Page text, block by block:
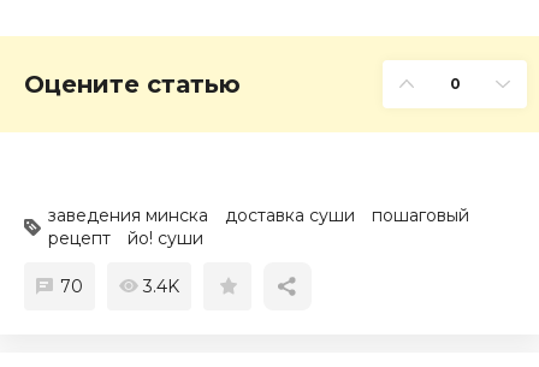
Оцените статью 0
заведения минска доставка суши
пошаговый
рецепт
йо! суши
70 3.4K